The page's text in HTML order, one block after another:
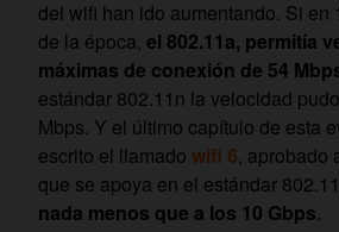
del wifi han ido aumentando. Si en
de la época, el 802.11a, permitía
máximas de conexión de 54
estándar 802.11n la velocidad
Mbps. Y el último capítulo de esta
escrito el llamado wifi 6, aprobado
que se apoya en el estándar
nada menos que a los 10 Gbps.